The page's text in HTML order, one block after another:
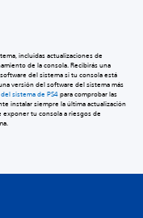
incluidas actualizaciones de
de la consola. Recibirás una
del sistema si tu consola está
versión del software del sistema más
sistema de PS4para comprobar las
instalar siempre la última actualización
tu consola a riesgos de